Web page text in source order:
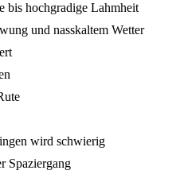
bis hochgradige Lahmheit
und nasskaltem Wetter
wird schwierig
Spaziergang